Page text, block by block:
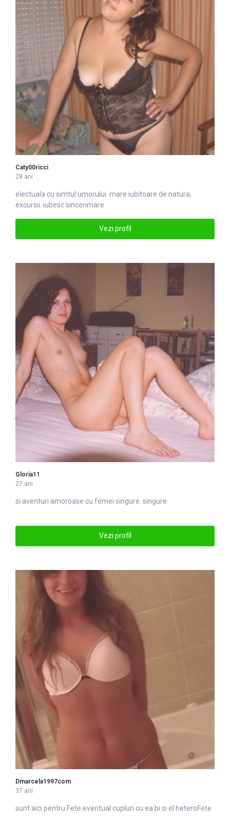
Caty00ricci
28 ani
electuala cu simtul umorului. mare iubitoare de natura,
excursii. iubesc sincerimare
Vezi profil
Gloria11
27 ani
si aventuri amoroase cu femei singure . singure
Vezi profil
Dmarcela1997com
37 ani
sunt aici pentru Fete eventual cupluri cu ea bi si el heteroFete